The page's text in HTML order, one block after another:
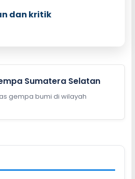
dan kritik
Sumatera Selatan
gempa bumi di wilayah